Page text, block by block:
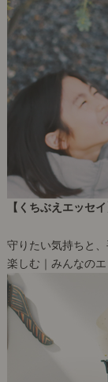
【くちぶえエッセ
守りたい気持ちと
楽しむ｜みんなのエ